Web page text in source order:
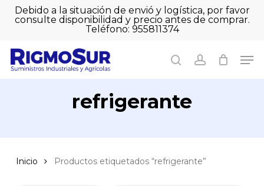
SkipDebido a la situación de envió y logística, por favor
consulte disponibilidad y precio antes de comprar.
Teléfono: 955811374
searchaccount
Cart Close
refrigerante
Inicio Productos etiquetados “refrigerante”
Close